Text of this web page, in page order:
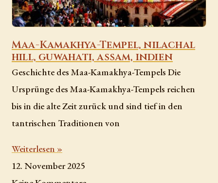
Maa-Kamakhya-Tempel, nilachal
hill, guwahati, assam, indien
Geschichte des Maa-Kamakhya-Tempels Die
Ursprünge des Maa-Kamakhya-Tempels reichen
bis in die alte Zeit zurück und sind tief in den
tantrischen Traditionen von
Weiterlesen »
12. November 2025